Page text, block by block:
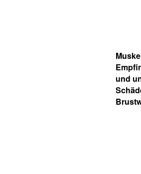
und